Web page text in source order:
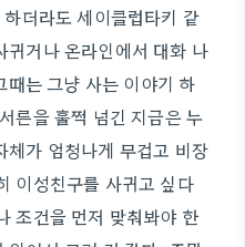
더라도 세이클럽타키 같
거나 온라인에서 대화 나
는 그냥 사는 이야기 하
른을 훌쩍 넘긴 지금은 누
체가 엄청나게 무겁고 비장
이성친구를 사귀고 싶다
조건을 먼저 맞춰봐야 한